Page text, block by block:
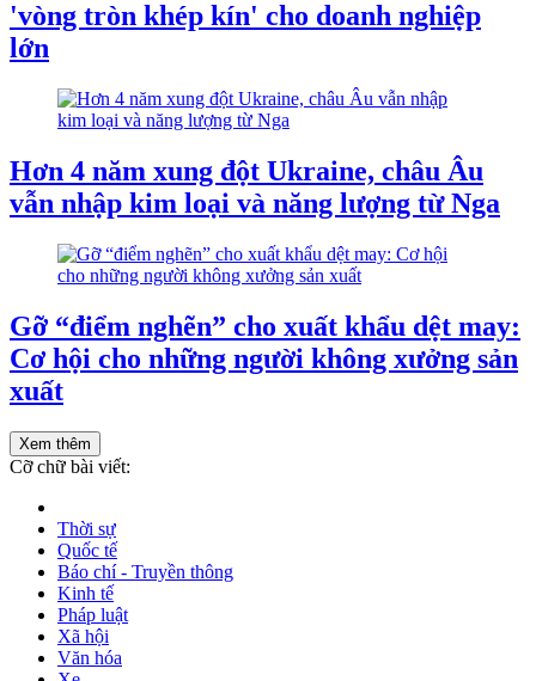
'vòng tròn khép kín' cho doanh nghiệp
lớn
Hơn 4 năm xung đột Ukraine, châu Âu
vẫn nhập kim loại và năng lượng từ Nga
Gỡ “điểm nghẽn” cho xuất khẩu dệt may:
Cơ hội cho những người không xưởng sản
xuất
Xem thêm
Cỡ chữ bài viết:
Thời sự
Quốc tế
Báo chí - Truyền thông
Kinh tế
Pháp luật
Xã hội
Văn hóa